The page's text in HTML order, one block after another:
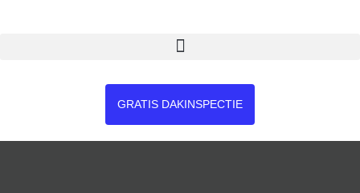
GRATIS DAKINSPECTIE